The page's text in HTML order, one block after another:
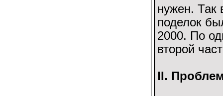
нужен. Так
поделок
2000. По
второй
II.